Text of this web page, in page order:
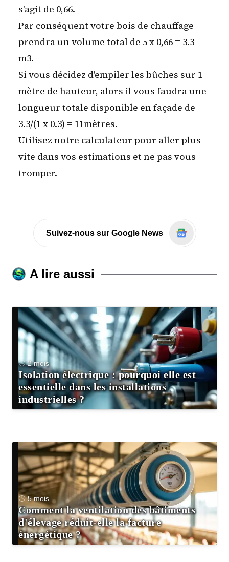
s'agit de 0,66.
Par conséquent votre bois de chauffage
prendra un volume total de 5 x 0,66 = 3.3
m3.
Si vous décidez d'empiler les bûches sur 1
mètre de hauteur, alors il vous faudra une
longueur totale disponible en façade de
3.3/(1 x 0.3) = 11mètres.
Utilisez notre calculateur pour aller plus
vite dans vos estimations et ne pas vous
tromper.
Suivez-nous sur Google News
A lire aussi
2 mois
Isolation électrique : pourquoi elle est
essentielle dans les installations
industrielles ?
5 mois
Comment la ventilation des bâtiments
d'élevage réduit-elle la facture
énergétique ?